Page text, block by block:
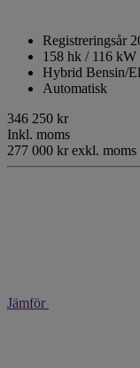
Registreringsår
158 hk / 116 kW
Hybrid Bensin/
Automatisk
346 250 kr
Inkl. moms
277 000 kr exkl. moms
Jämför